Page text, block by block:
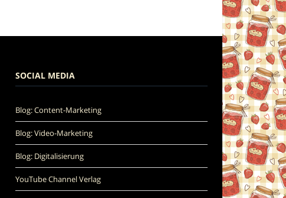
SOCIAL MEDIA
Blog: Content-Marketing
Blog: Video-Marketing
Blog: Digitalisierung
YouTube Channel Verlag